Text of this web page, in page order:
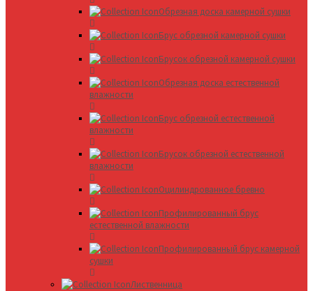
Обрезная доска камерной сушки
Брус обрезной камерной сушки
Брусок обрезной камерной сушки
Обрезная доска естественной
влажности
Брус обрезной естественной
влажности
Брусок обрезной естественной
влажности
Оцилиндрованное бревно
Профилированный брус
естественной влажности
Профилированный брус камерной
сушки
Лиственница